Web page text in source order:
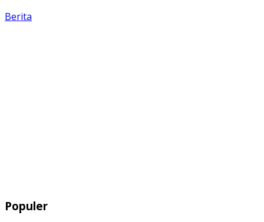
Berita
Populer